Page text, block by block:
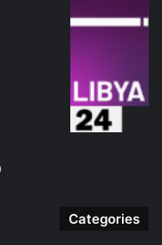
Categories